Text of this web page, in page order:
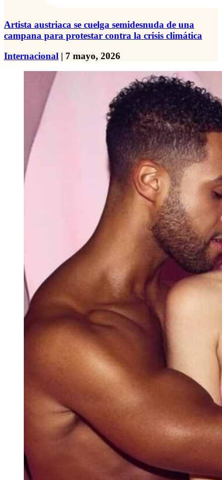
Artista austriaca se cuelga semidesnuda de una
campana para protestar contra la crisis climática
Internacional | 7 mayo, 2026